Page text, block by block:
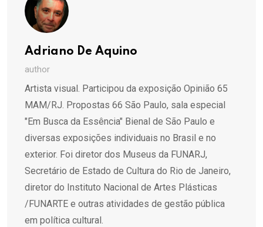
Adriano De Aquino
author
Artista visual. Participou da exposição Opinião 65
MAM/RJ. Propostas 66 São Paulo, sala especial
"Em Busca da Essência" Bienal de São Paulo e
diversas exposições individuais no Brasil e no
exterior. Foi diretor dos Museus da FUNARJ,
Secretário de Estado de Cultura do Rio de Janeiro,
diretor do Instituto Nacional de Artes Plásticas
/FUNARTE e outras atividades de gestão pública
em política cultural.